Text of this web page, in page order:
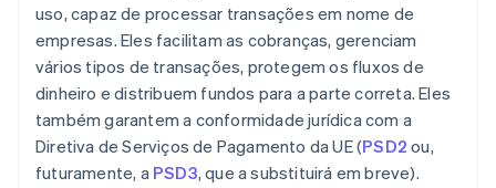
uso, capaz de processar transações em nome de
empresas. Eles facilitam as cobranças, gerenciam
vários tipos de transações, protegem os fluxos de
dinheiro e distribuem fundos para a parte correta. Eles
também garantem a conformidade jurídica com a
Diretiva de Serviços de Pagamento da UE (PSD2 ou,
futuramente, a PSD3, que a substituirá em breve).